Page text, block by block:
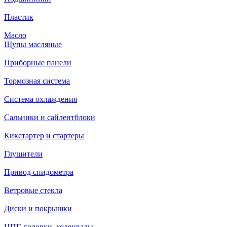
Пластик
Масло
Щупы масляные
Приборные панели
Тормозная система
Система охлаждения
Сальники и сайлентблоки
Кикстартер и стартеры
Глушители
Привод спидометра
Ветровые стекла
Диски и покрышки